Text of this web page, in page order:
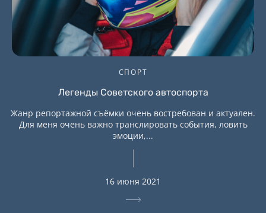
СПОРТ
Легенды Советского автоспорта
Жанр репортажной съёмки очень востребован и актуален.
Для меня очень важно транслировать события, ловить
эмоции,...
16 июня 2021